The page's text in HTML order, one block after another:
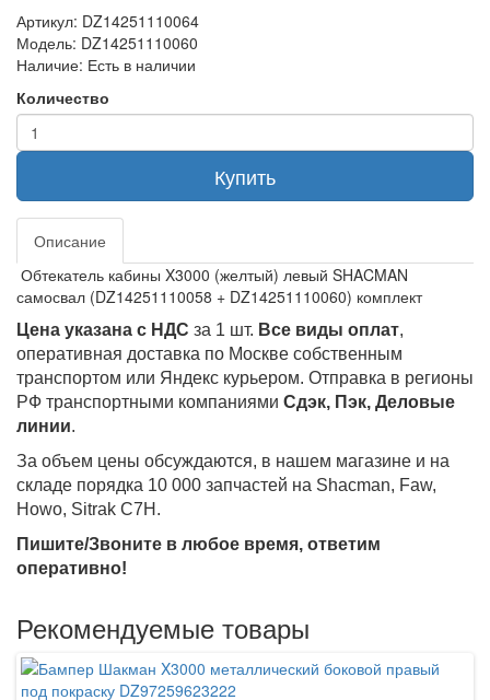
Артикул: DZ14251110064
Модель: DZ14251110060
Наличие: Есть в наличии
Количество
Купить
Описание
Обтекатель кабины X3000 (желтый) левый SHACMAN
самосвал (DZ14251110058 + DZ14251110060) комплект
Цена указана с НДС за 1 шт. Все виды оплат,
оперативная доставка по Москве собственным
транспортом или Яндекс курьером. Отправка в регионы
РФ транспортными компаниями Сдэк, Пэк, Деловые
линии.
За объем цены обсуждаются, в нашем магазине и на
складе порядка 10 000 запчастей на Shacman, Faw,
Howo, Sitrak C7H.
Пишите/Звоните в любое время, ответим
оперативно!
Рекомендуемые товары